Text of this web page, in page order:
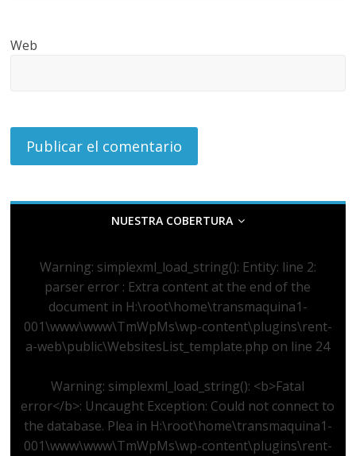
Web
NUESTRA COBERTURA
Warning: simplexml_load_string(): Entity: line 2:
parser error : Extra content at the end of the
document in H:\root\home\transmaquina1-
001\www\www\TmWpMs\wp-content\plugins\rent-
a-web\public\WebsitesList_template.php on line 24
Warning: simplexml_load_string(): <b>Fatal
error</b>: Uncaught Exception: Could not connect to
the database. Plea in H:\root\home\transmaquina1-
001\www\www\TmWpMs\wp-content\plugins\rent-